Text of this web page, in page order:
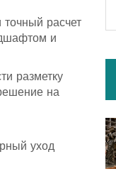
расчет
и
разметку
на
уход